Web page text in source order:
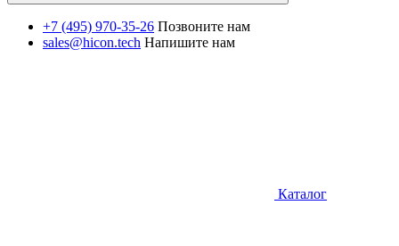
+7 (495) 970-35-26 Позвоните нам
sales@hicon.tech Напишите нам
Каталог